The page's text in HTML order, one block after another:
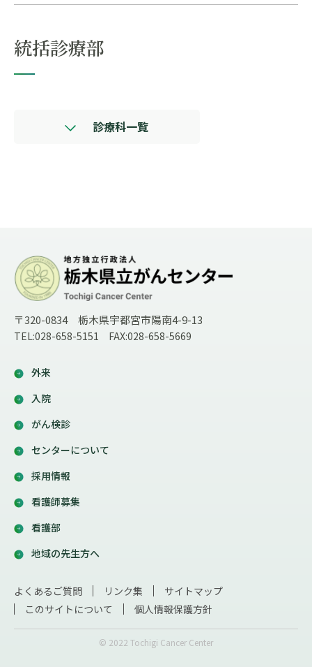
統括診療部
診療科一覧
〒320-0834 栃木県宇都宮市陽南4-9-13
TEL:028-658-5151 FAX:028-658-5669
外来
入院
がん検診
センターについて
採用情報
看護師募集
看護部
地域の先生方へ
よくあるご質問 リンク集
サイトマップ
このサイトについて
個人情報保護方針
© 2022 Tochigi Cancer Center